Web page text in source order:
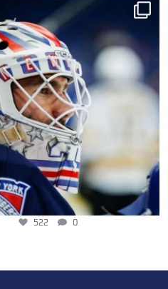
522 0